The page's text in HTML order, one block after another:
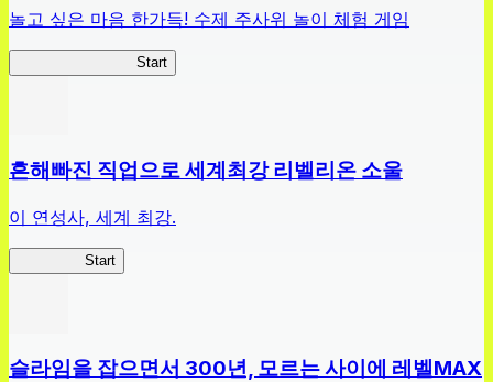
놀고 싶은 마음 한가득! 수제 주사위 놀이 체험 게임
Start
흔해빠진 직업으로 세계최강 리벨리온 소울
이 연성사, 세계 최강.
Start
슬라임을 잡으면서 300년, 모르는 사이에 레벨MAX